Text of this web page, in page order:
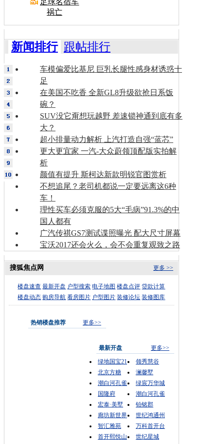
足球名宿车
祸亡
新闻排行 跟帖排行
车模偏爱比基尼 巨乳长腿性感身材诱惑十
足
在美国不吃香 全新GL8升级欲抢日系饭
碗？
SUV没它甭想玩越野 差速锁神通到底有多
大？
超小排量动力解析 上汽打造自强“蓝芯”
更大更宜家 一汽-大众蔚领顶配版实拍解
析
颜值有提升 斯柯达新款明锐官图赏析
不想追尾？老司机都说一定要远离这6种
车！
理性买车必须克服的5大“毛病”91.3%的中
国人都有
广汽传祺GS7测试谍照曝光 配大尺寸屏幕
宝沃2017还会火么，会不会重复观致之路
更多 >>
搜狐焦点网
楼盘速查 最新开盘 户型搜索 电子地图 楼盘点评 贷款计算
楼盘动态 购房导航 看房图片 户型图片 装修论坛 装修图库
热销楼盘推荐 更多>>
最新开盘
更多>>
绿地国宝21
领秀慧谷
北京方糖
澜馨墅
潮白河孔雀
绿宸万华城
国隆府
潮白河孔雀
宏泰·美墅
铂铭郡
廊坊新世界
世纪鸿通州
智汇雅苑
万科首开台
首开熙悦山
世纪星城